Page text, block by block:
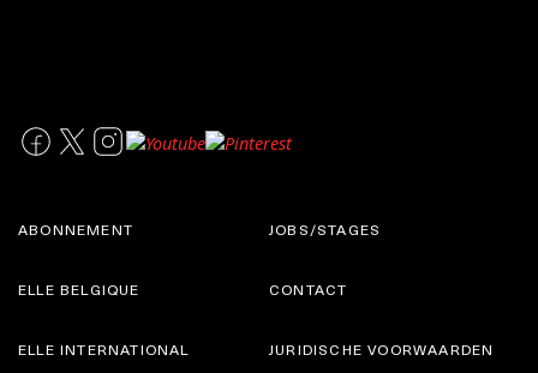
ABONNEMENT
ELLE BELGIQUE
JOBS/STAGES
CONTACT
ELLE INTERNATIONAL JURIDISCHE VOORWAARDEN